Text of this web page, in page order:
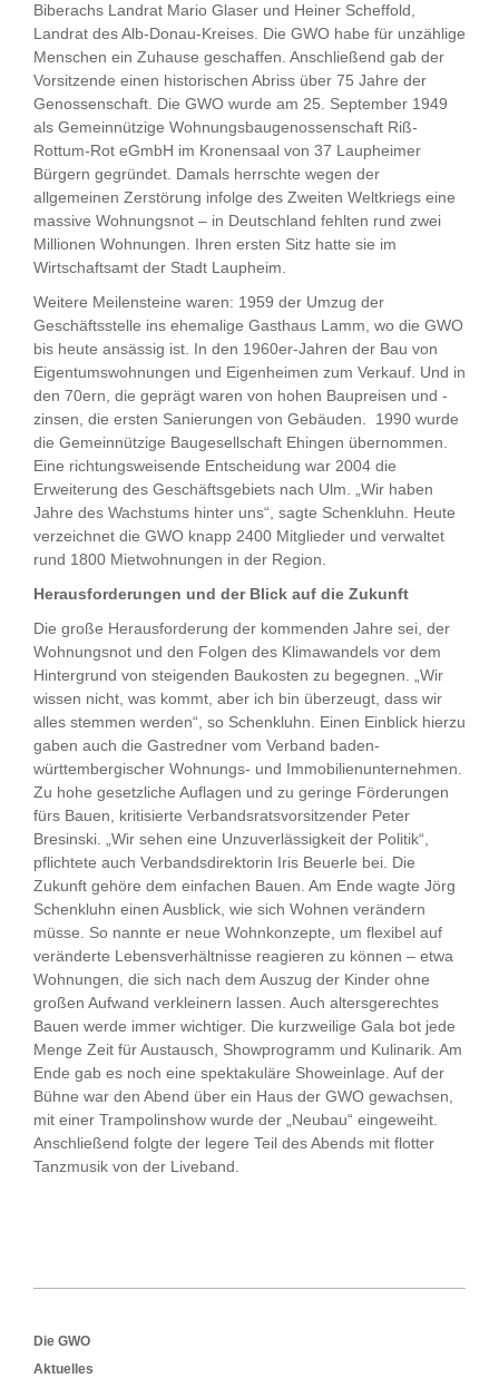
Biberachs Landrat Mario Glaser und Heiner Scheffold,
Landrat des Alb-Donau-Kreises. Die GWO habe für unzählige
Menschen ein Zuhause geschaffen. Anschließend gab der
Vorsitzende einen historischen Abriss über 75 Jahre der
Genossenschaft. Die GWO wurde am 25. September 1949
als Gemeinnützige Wohnungsbaugenossenschaft Riß-
Rottum-Rot eGmbH im Kronensaal von 37 Laupheimer
Bürgern gegründet. Damals herrschte wegen der
allgemeinen Zerstörung infolge des Zweiten Weltkriegs eine
massive Wohnungsnot – in Deutschland fehlten rund zwei
Millionen Wohnungen. Ihren ersten Sitz hatte sie im
Wirtschaftsamt der Stadt Laupheim.
Weitere Meilensteine waren: 1959 der Umzug der
Geschäftsstelle ins ehemalige Gasthaus Lamm, wo die GWO
bis heute ansässig ist. In den 1960er-Jahren der Bau von
Eigentumswohnungen und Eigenheimen zum Verkauf. Und in
den 70ern, die geprägt waren von hohen Baupreisen und -
zinsen, die ersten Sanierungen von Gebäuden. 1990 wurde
die Gemeinnützige Baugesellschaft Ehingen übernommen.
Eine richtungsweisende Entscheidung war 2004 die
Erweiterung des Geschäftsgebiets nach Ulm. „Wir haben
Jahre des Wachstums hinter uns“, sagte Schenkluhn. Heute
verzeichnet die GWO knapp 2400 Mitglieder und verwaltet
rund 1800 Mietwohnungen in der Region.
Herausforderungen und der Blick auf die Zukunft
Die große Herausforderung der kommenden Jahre sei, der
Wohnungsnot und den Folgen des Klimawandels vor dem
Hintergrund von steigenden Baukosten zu begegnen. „Wir
wissen nicht, was kommt, aber ich bin überzeugt, dass wir
alles stemmen werden“, so Schenkluhn. Einen Einblick hierzu
gaben auch die Gastredner vom Verband baden-
württembergischer Wohnungs- und Immobilienunternehmen.
Zu hohe gesetzliche Auflagen und zu geringe Förderungen
fürs Bauen, kritisierte Verbandsratsvorsitzender Peter
Bresinski. „Wir sehen eine Unzuverlässigkeit der Politik“,
pflichtete auch Verbandsdirektorin Iris Beuerle bei. Die
Zukunft gehöre dem einfachen Bauen. Am Ende wagte Jörg
Schenkluhn einen Ausblick, wie sich Wohnen verändern
müsse. So nannte er neue Wohnkonzepte, um flexibel auf
veränderte Lebensverhältnisse reagieren zu können – etwa
Wohnungen, die sich nach dem Auszug der Kinder ohne
großen Aufwand verkleinern lassen. Auch altersgerechtes
Bauen werde immer wichtiger. Die kurzweilige Gala bot jede
Menge Zeit für Austausch, Showprogramm und Kulinarik. Am
Ende gab es noch eine spektakuläre Showeinlage. Auf der
Bühne war den Abend über ein Haus der GWO gewachsen,
mit einer Trampolinshow wurde der „Neubau“ eingeweiht.
Anschließend folgte der legere Teil des Abends mit flotter
Tanzmusik von der Liveband.
Die GWO
Aktuelles